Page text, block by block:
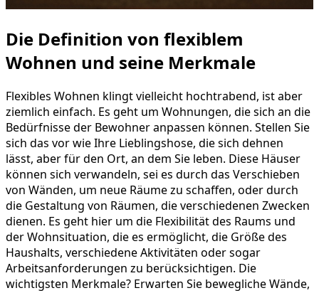
Die Definition von flexiblem
Wohnen und seine Merkmale
Flexibles Wohnen klingt vielleicht hochtrabend, ist aber
ziemlich einfach. Es geht um Wohnungen, die sich an die
Bedürfnisse der Bewohner anpassen können. Stellen Sie
sich das vor wie Ihre Lieblingshose, die sich dehnen
lässt, aber für den Ort, an dem Sie leben. Diese Häuser
können sich verwandeln, sei es durch das Verschieben
von Wänden, um neue Räume zu schaffen, oder durch
die Gestaltung von Räumen, die verschiedenen Zwecken
dienen. Es geht hier um die Flexibilität des Raums und
der Wohnsituation, die es ermöglicht, die Größe des
Haushalts, verschiedene Aktivitäten oder sogar
Arbeitsanforderungen zu berücksichtigen. Die
wichtigsten Merkmale? Erwarten Sie bewegliche Wände,